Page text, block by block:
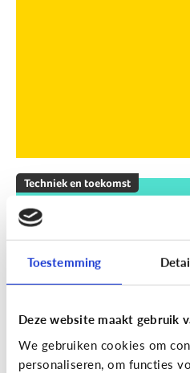
Toestemming
Deze website maakt gebruik
We gebruiken cookies om
personaliseren, om functies
Techniek en toekomst
Wat zijn smart